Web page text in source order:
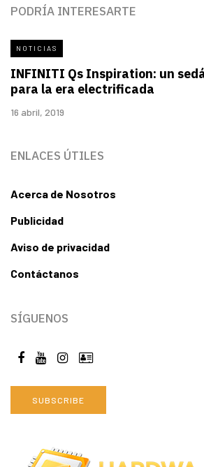
PODRÍA INTERESARTE
NOTICIAS
INFINITI Qs Inspiration: un
para la era electrificada
16 abril, 2019
ENLACES ÚTILES
Acerca de Nosotros
Publicidad
Aviso de privacidad
Contáctanos
SÍGUENOS
SUBSCRIBE